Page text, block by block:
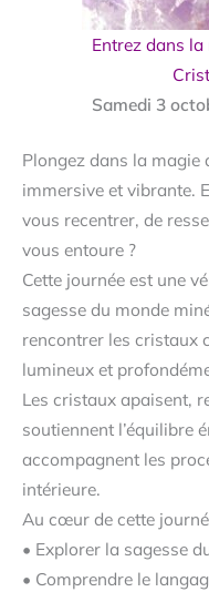
Entrez dans
Samedi 3
Plongez dans la magie
immersive et vibrante.
vous recentrer, de
vous entoure ?
Cette journée est une
sagesse du monde
rencontrer les cristaux
lumineux et
Les cristaux apaisent,
soutiennent l’équilibre
accompagnent les
intérieure.
Au cœur de cette
• Explorer la sagesse
• Comprendre le